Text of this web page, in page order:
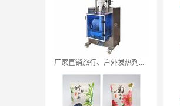
厂家直销旅行、户外发热剂...